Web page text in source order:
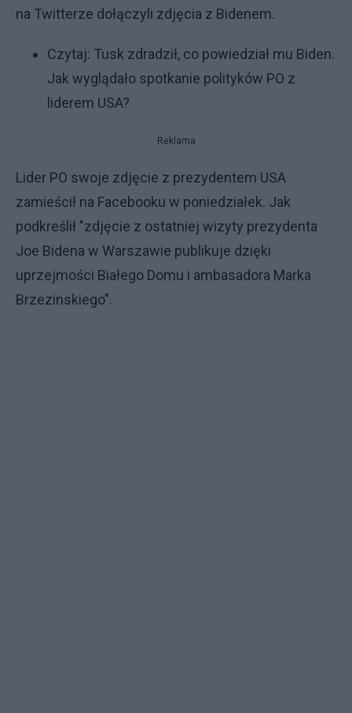
na Twitterze dołączyli zdjęcia z Bidenem.
Czytaj: Tusk zdradził, co powiedział mu Biden.
Jak wyglądało spotkanie polityków PO z
liderem USA?
Reklama
Lider PO swoje zdjęcie z prezydentem USA
zamieścił na Facebooku w poniedziałek. Jak
podkreślił "zdjęcie z ostatniej wizyty prezydenta
Joe Bidena w Warszawie publikuje dzięki
uprzejmości Białego Domu i ambasadora Marka
Brzezinskiego".